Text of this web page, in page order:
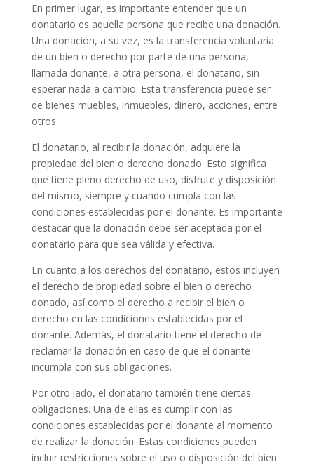
En primer lugar, es importante entender que un
donatario es aquella persona que recibe una donación.
Una donación, a su vez, es la transferencia voluntaria
de un bien o derecho por parte de una persona,
llamada donante, a otra persona, el donatario, sin
esperar nada a cambio. Esta transferencia puede ser
de bienes muebles, inmuebles, dinero, acciones, entre
otros.
El donatario, al recibir la donación, adquiere la
propiedad del bien o derecho donado. Esto significa
que tiene pleno derecho de uso, disfrute y disposición
del mismo, siempre y cuando cumpla con las
condiciones establecidas por el donante. Es importante
destacar que la donación debe ser aceptada por el
donatario para que sea válida y efectiva.
En cuanto a los derechos del donatario, estos incluyen
el derecho de propiedad sobre el bien o derecho
donado, así como el derecho a recibir el bien o
derecho en las condiciones establecidas por el
donante. Además, el donatario tiene el derecho de
reclamar la donación en caso de que el donante
incumpla con sus obligaciones.
Por otro lado, el donatario también tiene ciertas
obligaciones. Una de ellas es cumplir con las
condiciones establecidas por el donante al momento
de realizar la donación. Estas condiciones pueden
incluir restricciones sobre el uso o disposición del bien